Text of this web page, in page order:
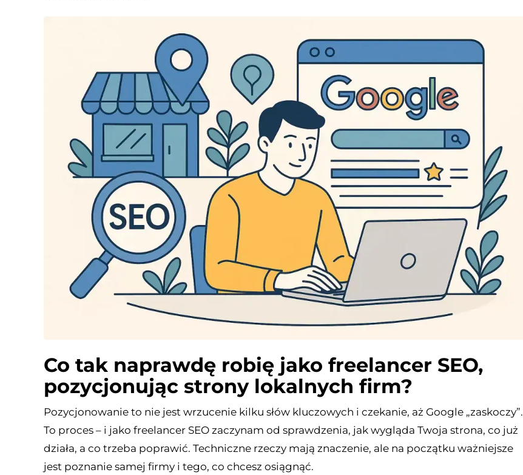
Co tak naprawdę robię jako freelancer SEO,
pozycjonując strony lokalnych firm?
Pozycjonowanie to nie jest wrzucenie kilku słów kluczowych i czekanie, aż Google „zaskoczy”.
To proces – i jako freelancer SEO zaczynam od sprawdzenia, jak wygląda Twoja strona, co już
działa, a co trzeba poprawić. Techniczne rzeczy mają znaczenie, ale na początku ważniejsze
jest poznanie samej firmy i tego, co chcesz osiągnąć.